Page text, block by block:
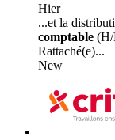
Hier
...et la
comptable (H/
Rattaché(e)...
New